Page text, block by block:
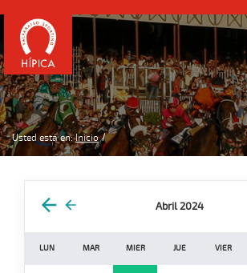
Usted está en: Inicio
Abril 2024
LUN MAR MIER JUE VIER